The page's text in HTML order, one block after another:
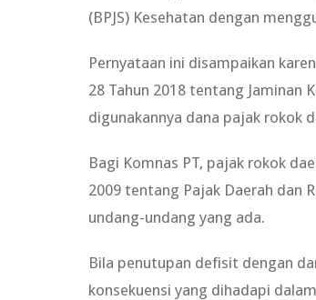
(BPJS) Kesehatan dengan
Pernyataan ini disampaikan
28 Tahun 2018 tentang Jaminan
digunakannya dana pajak rokok
Bagi Komnas PT, pajak rokok
2009 tentang Pajak Daerah dan
undang-undang yang ada.
Bila penutupan defisit dengan
konsekuensi yang dihadapi